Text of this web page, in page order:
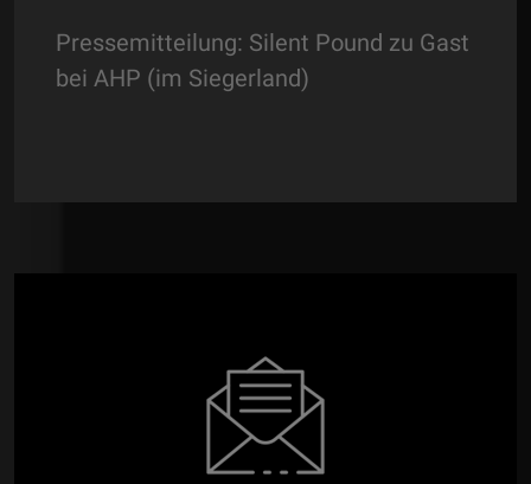
Pressemitteilung: Silent Pound zu Gast
bei AHP (im Siegerland)